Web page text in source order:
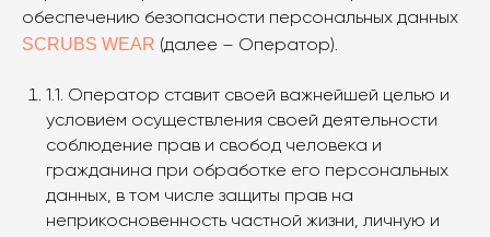
обеспечению безопасности персональных данных
SCRUBS WEAR (далее – Оператор).
1.1. Оператор ставит своей важнейшей целью и
условием осуществления своей деятельности
соблюдение прав и свобод человека и
гражданина при обработке его персональных
данных, в том числе защиты прав на
неприкосновенность частной жизни, личную и